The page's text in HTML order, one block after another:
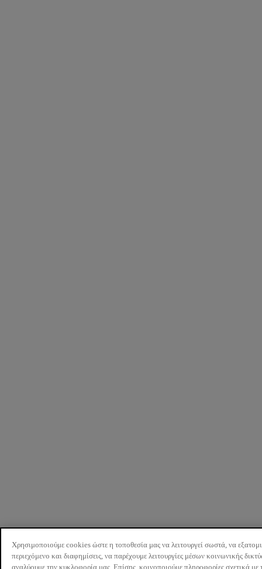
Χρησιμοποιούμε cookies ώστε η τοποθεσία μας να λειτουργεί σωστά, να
περιεχόμενο και διαφημίσεις, να παρέχουμε λειτουργίες μέσων κοινωνικής
αναλύουμε την κυκλοφορία μας. Επίσης, κοινοποιούμε πληροφορίες σχετικά με